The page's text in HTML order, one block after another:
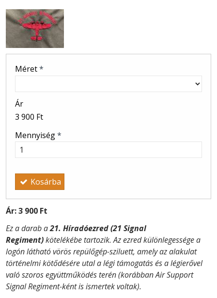
Méret*
Ár
3 900 Ft
Mennyiség*
Kosárba
Ár:3 900 Ft
Ez a darab a21. Híradóezred (21 Signal
Regiment)kötelékébe tartozik. Az ezred különlegessége a
logón látható vörös repülőgép-sziluett, amely az alakulat
történelmi kötődésére utal a légi támogatás és a légierővel
való szoros együttműködés terén (korábban Air Support
Signal Regiment-ként is ismertek voltak).